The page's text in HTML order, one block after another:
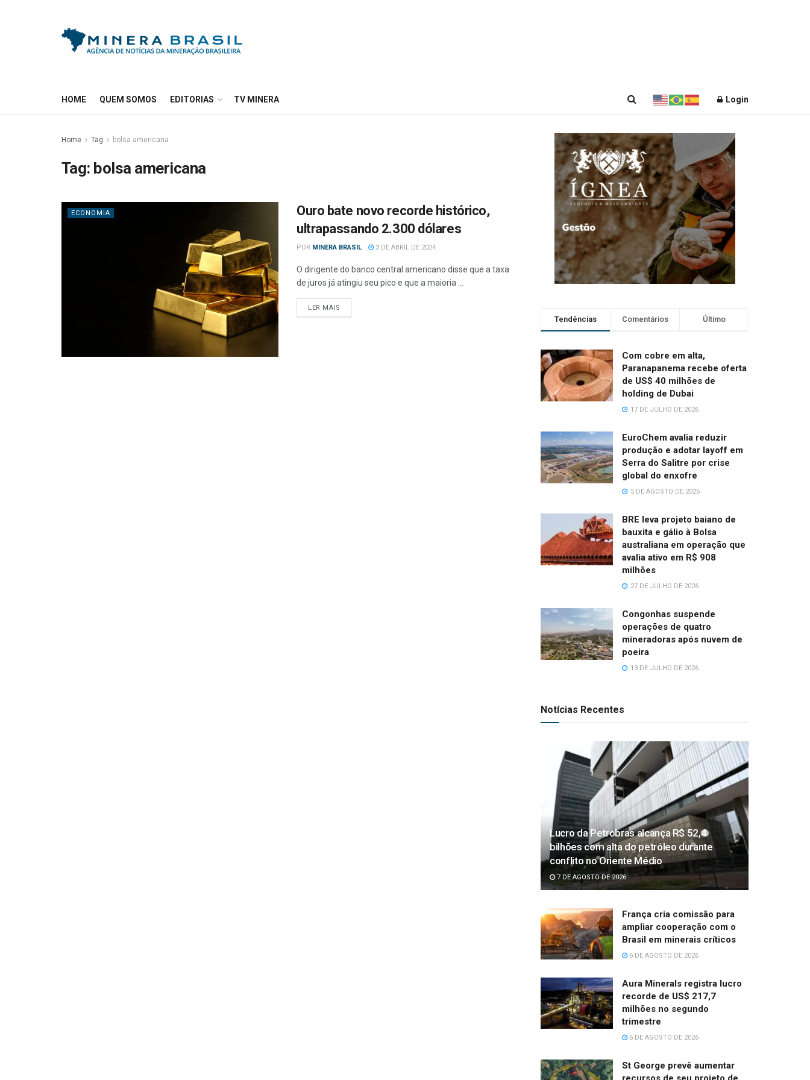
HOME QUEM SOMOS EDITORIAS TV MINERA Login
Home Tag bolsa americana
Tag: bolsa americana
ECONOMIA
Ouro bate novo recorde histórico,
ultrapassando 2.300 dólares
POR MINERA BRASIL 3 DE ABRIL DE 2024
O dirigente do banco central americano disse que a taxa
de juros já atingiu seu pico e que a maioria ...
LER MAIS
Tendências Comentários Último
Com cobre em alta,
Paranapanema recebe oferta
de US$ 40 milhões de
holding de Dubai
17 DE JULHO DE 2026
EuroChem avalia reduzir
produção e adotar layoff em
Serra do Salitre por crise
global do enxofre
5 DE AGOSTO DE 2026
BRE leva projeto baiano de
bauxita e gálio à Bolsa
australiana em operação que
avalia ativo em R$ 908
milhões
27 DE JULHO DE 2026
Congonhas suspende
operações de quatro
mineradoras após nuvem de
poeira
13 DE JULHO DE 2026
Notícias Recentes
Lucro da Petrobras alcança R$ 52,4
bilhões com alta do petróleo durante
conflito no Oriente Médio
7 DE AGOSTO DE 2026
França cria comissão para
ampliar cooperação com o
Brasil em minerais críticos
6 DE AGOSTO DE 2026
Aura Minerals registra lucro
recorde de US$ 217,7
milhões no segundo
trimestre
6 DE AGOSTO DE 2026
St George prevê aumentar